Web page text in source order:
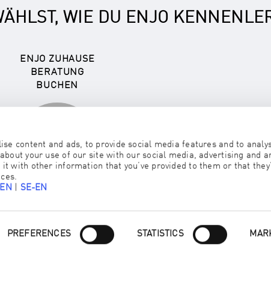
content and ads, to provide social media features and to
your use of our site with our social media, advertising and
with other information that you’ve provided to them or that
SE-EN
Selection
PREFERENCES STATISTICS
WIE DU ENJO
ENJO ZUHAUSE
BERATUNG
BUCHEN
KAUFEN